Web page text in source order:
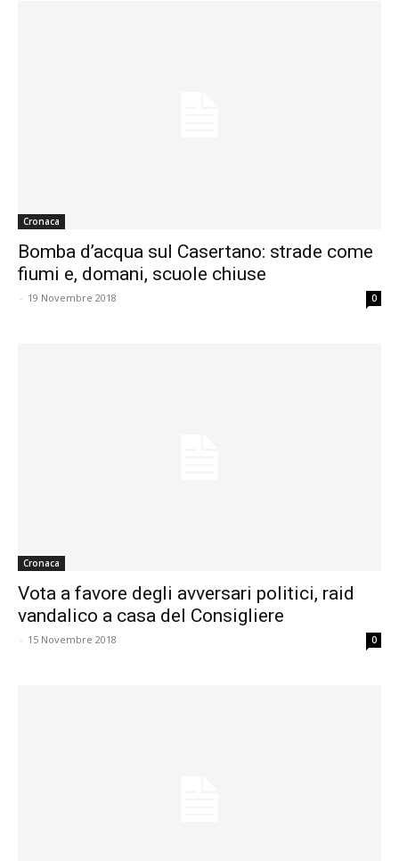
Cronaca
Bomba d’acqua sul Casertano: strade come
fiumi e, domani, scuole chiuse
- 19 Novembre 2018 0
Cronaca
Vota a favore degli avversari politici, raid
vandalico a casa del Consigliere
- 15 Novembre 2018 0